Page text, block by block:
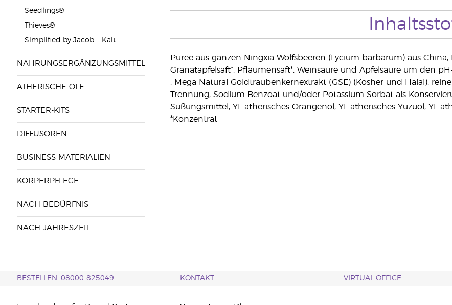
Seedlings®
Thieves®
Simplified by Jacob + Kait
NAHRUNGSERGÄNZUNGSMITTEL
ÄTHERISCHE ÖLE
STARTER-KITS
DIFFUSOREN
BUSINESS MATERIALIEN
KÖRPERPFLEGE
NACH BEDÜRFNIS
NACH JAHRESZEIT
Puree aus ganzen Ningxia Wolfsbeeren (Lycium barbarum) aus China,
Granatapfelsaft*, Pflaumensaft*, Weinsäure und Apfelsäure um den
, Mega Natural Goldtraubenkernextrakt (GSE) (Kosher und Halal),
Trennung, Sodium Benzoat und/oder Potassium Sorbat als
Süßungsmittel, YL ätherisches Orangenöl, YL ätherisches Yuzuöl, YL
*Konzentrat
BESTELLEN: 08000-825049 KONTAKT VIRTUAL OFFICE